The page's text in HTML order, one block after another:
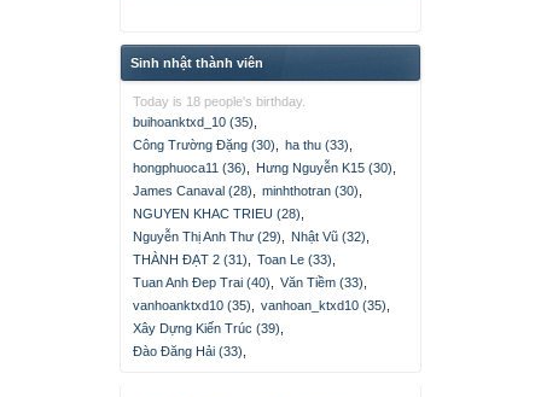
Sinh nhật thành viên
Today is 18 people's birthday.
buihoanktxd_10 (35)
Công Trường Đặng (30)
ha thu (33)
hongphuoca11 (36)
Hưng Nguyễn K15 (30)
James Canaval (28)
minhthotran (30)
NGUYEN KHAC TRIEU (28)
Nguyễn Thị Anh Thư (29)
Nhật Vũ (32)
THÀNH ĐẠT 2 (31)
Toan Le (33)
Tuan Anh Đep Trai (40)
Văn Tiềm (33)
vanhoanktxd10 (35)
vanhoan_ktxd10 (35)
Xây Dựng Kiến Trúc (39)
Đào Đăng Hải (33)